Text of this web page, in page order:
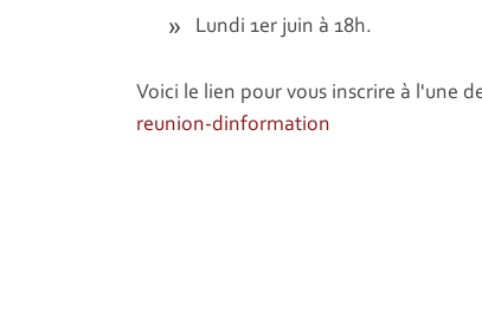
Lundi 1er juin à 18h.
Voici le lien pour vous inscrire à l'une
reunion-dinformation